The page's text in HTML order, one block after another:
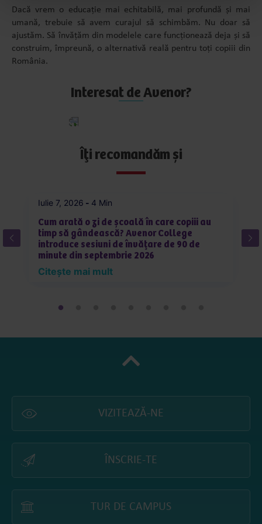
Dacă vrem o educație mai echitabilă, mai profundă și mai
umană, trebuie să avem curajul să schimbăm. Nu doar să
ajustăm. Să învățăm din modelele care funcționează deja și să
construim, împreună, o alternativă reală pentru toți copiii din
România.
Interesat de Avenor?
Aplică
Îți recomandăm și
Iulie 7, 2026 - 4 Min
Cum arată o zi de școală în care copiii au
timp să gândească? Avenor College
introduce sesiuni de învățare de 90 de
minute din septembrie 2026
Citește mai mult
VIZITEAZĂ-NE
ÎNSCRIE-TE
TUR DE CAMPUS